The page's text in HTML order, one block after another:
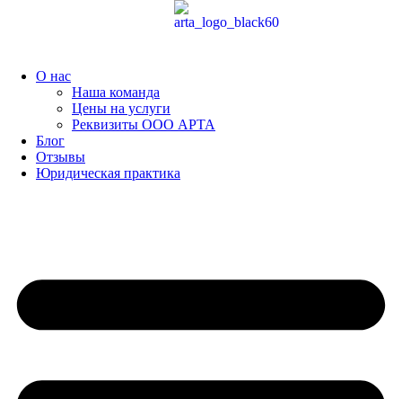
О нас
Наша команда
Цены на услуги
Реквизиты ООО АРТА
Блог
Отзывы
Юридическая практика